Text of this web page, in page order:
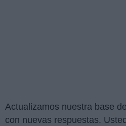
Actualizamos nuestra base
con nuevas respuestas.